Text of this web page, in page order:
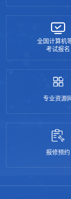
全国计算机
考试报名
专业资源
报修预约